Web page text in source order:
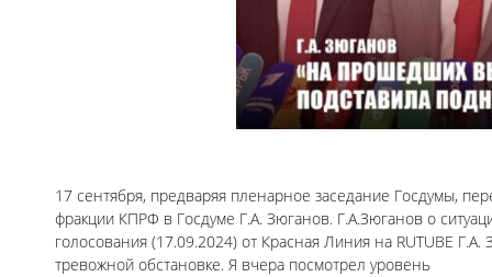
17 сентября, предваряя пленарное заседание Госдумы,
фракции КПРФ в Госдуме Г.А. Зюганов. Г.А.Зюганов о
голосования (17.09.2024) от Красная Линия на RUTUBE
тревожной обстановке. Я вчера посмотрел уровень